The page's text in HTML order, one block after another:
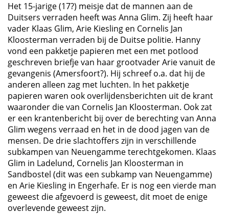
Het 15-jarige (17?) meisje dat de mannen aan de
Duitsers verraden heeft was Anna Glim. Zij heeft haar
vader Klaas Glim, Arie Kiesling en Cornelis Jan
Kloosterman verraden bij de Duitse politie. Hanny
vond een pakketje papieren met een met potlood
geschreven briefje van haar grootvader Arie vanuit de
gevangenis (Amersfoort?). Hij schreef o.a. dat hij de
anderen alleen zag met luchten. In het pakketje
papieren waren ook overlijdensberichten uit de krant
waaronder die van Cornelis Jan Kloosterman. Ook zat
er een krantenbericht bij over de berechting van Anna
Glim wegens verraad en het in de dood jagen van de
mensen. De drie slachtoffers zijn in verschillende
subkampen van Neuengamme terechtgekomen. Klaas
Glim in Ladelund, Cornelis Jan Kloosterman in
Sandbostel (dit was een subkamp van Neuengamme)
en Arie Kiesling in Engerhafe. Er is nog een vierde man
geweest die afgevoerd is geweest, dit moet de enige
overlevende geweest zijn.